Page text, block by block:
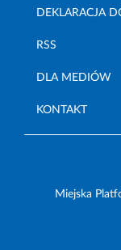
DEKLARACJA
RSS
DLA MEDIÓW
KONTAKT
Miejska